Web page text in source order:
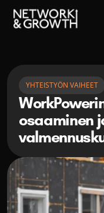
YHTEISTYÖN VAIHEET
osaaminen